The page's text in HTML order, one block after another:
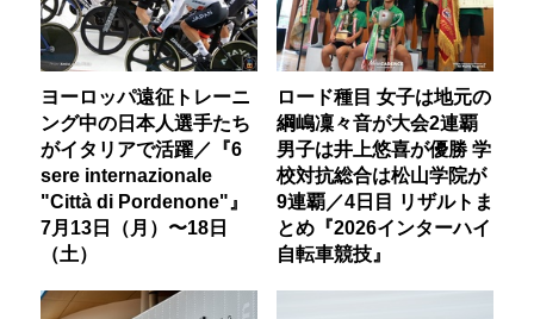
ヨーロッパ遠征トレーニ
ング中の日本人選手たち
がイタリアで活躍／『6
sere internazionale
"Città di Pordenone"』
7月13日（月）〜18日
（土）
ロード種目 女子は地元の
綱嶋凜々音が大会2連覇
男子は井上悠喜が優勝 学
校対抗総合は松山学院が
9連覇／4日目 リザルトま
とめ『2026インターハイ
自転車競技』